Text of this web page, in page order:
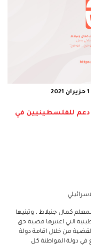
دعم للفلسطينيين في
كمال جنبلاط ، وتبنيها
التي اعتبرها قضية حق
من خلال اقامة دولة
دولة المواطنة كل